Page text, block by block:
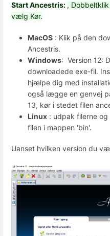
Start Ancestris: ,
vælg Kør.
MacOS : Klik på den
Ancestris.
Windows: Version 12:
downloadede exe-fil.
hjælpe dig med
også lægge en genvej
13, kør i stedet filen
Linux : udpak filerne
filen i mappen 'bin'.
Uanset hvilken version du